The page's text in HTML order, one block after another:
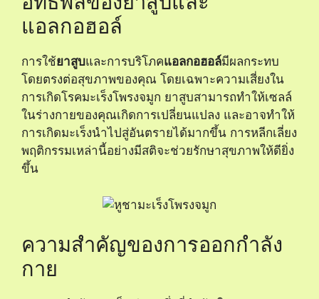
แอลกอฮอล์
การใช้ยาสูบและการบริโภคแอลกอฮอล์มีผลกระทบ
โดยตรงต่อสุขภาพของคุณ โดยเฉพาะความเสี่ยงใน
การเกิดโรคมะเร็งโพรงจมูก ยาสูบสามารถทำให้เซลล์
ในร่างกายของคุณเกิดการเปลี่ยนแปลง และอาจทำให้
การเกิดมะเร็งนำไปสู่อันตรายได้มากขึ้น การหลีกเลี่ยง
พฤติกรรมเหล่านี้อย่างมีสติจะช่วยรักษาสุขภาพให้ดียิ่ง
ขึ้น
ความสำคัญของการออกกำลัง
กาย